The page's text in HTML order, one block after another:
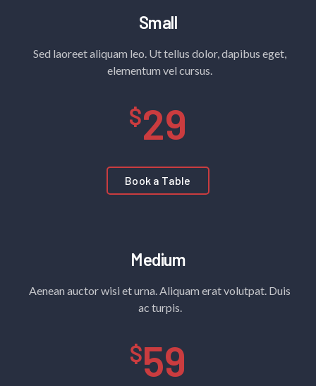
Small
Sed laoreet aliquam leo. Ut tellus dolor, dapibus eget,
elementum vel cursus.
29
Book a Table
Medium
Aenean auctor wisi et urna. Aliquam erat volutpat. Duis
ac turpis.
59